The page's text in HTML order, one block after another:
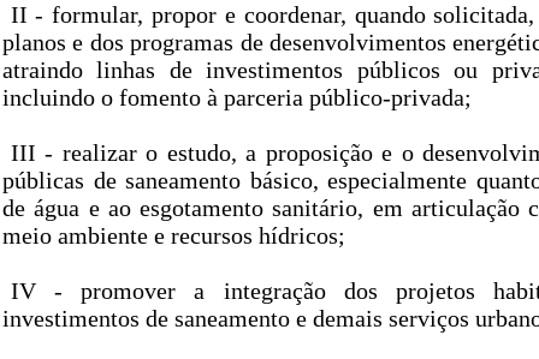
II - formular, propor e coordenar, quando
planos e dos programas de desenvolvimentos
atraindo linhas de investimentos públicos ou
incluindo o fomento à parceria público-privada;
III - realizar o estudo, a proposição e o
públicas de saneamento básico, especialmente
de água e ao esgotamento sanitário, em articulação
meio ambiente e recursos hídricos;
IV - promover a integração dos projetos
investimentos de saneamento e demais serviços